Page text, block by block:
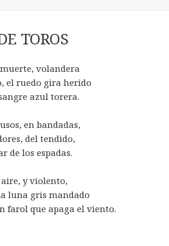
TOROS
volandera
el ruedo gira herido
azul torera.
en bandadas,
del tendido,
de los espadas.
aire, y violento,
luna gris mandado
farol que apaga el viento.